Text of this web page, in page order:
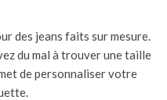
des jeans faits sur mesure.
du mal à trouver une taille
de personnaliser votre